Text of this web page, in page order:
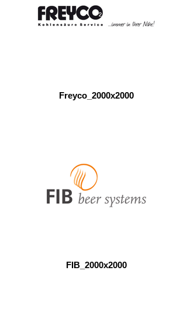
Freyco_2000x2000
FIB_2000x2000